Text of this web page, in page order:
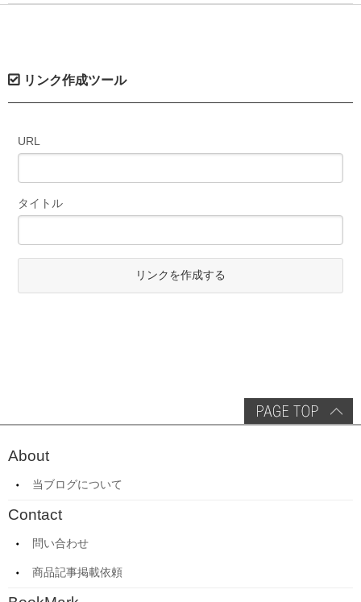
リンク作成ツール
URL
タイトル
リンクを作成する
About
当ブログについて
Contact
問い合わせ
商品記事掲載依頼